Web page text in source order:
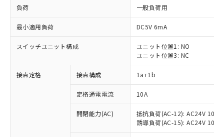
負荷 一般負荷用
最小適用負荷 DC5V 6mA
スイッチユニット構成
ユニット位置1: NO
ユニット位置3: NC
接点定格 接点構成 1a+1b
定格通電電流 10A
開閉能力(AC)
抵抗負荷(AC-12): AC24V 10A/
誘導負荷(AC-15): AC24V